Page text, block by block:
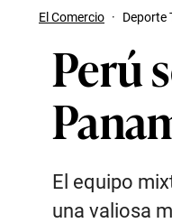
El Comercio · Deporte
Perú
El equipo
una valiosa